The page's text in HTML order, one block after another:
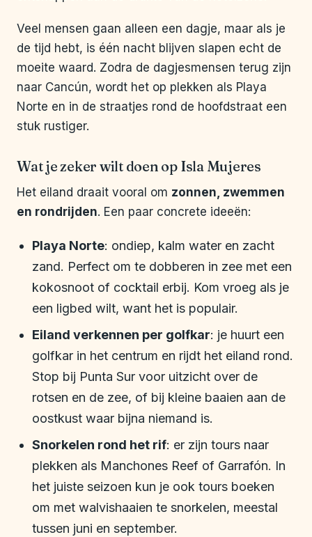
Veel mensen gaan alleen een dagje, maar als je
de tijd hebt, is één nacht blijven slapen echt de
moeite waard. Zodra de dagjesmensen terug zijn
naar Cancún, wordt het op plekken als Playa
Norte en in de straatjes rond de hoofdstraat een
stuk rustiger.
Wat je zeker wilt doen op Isla Mujeres
Het eiland draait vooral om zonnen, zwemmen
en rondrijden. Een paar concrete ideeën:
Playa Norte: ondiep, kalm water en zacht
zand. Perfect om te dobberen in zee met een
kokosnoot of cocktail erbij. Kom vroeg als je
een ligbed wilt, want het is populair.
Eiland verkennen per golfkar: je huurt een
golfkar in het centrum en rijdt het eiland rond.
Stop bij Punta Sur voor uitzicht over de
rotsen en de zee, of bij kleine baaien aan de
oostkust waar bijna niemand is.
Snorkelen rond het rif: er zijn tours naar
plekken als Manchones Reef of Garrafón. In
het juiste seizoen kun je ook tours boeken
om met walvishaaien te snorkelen, meestal
tussen juni en september.